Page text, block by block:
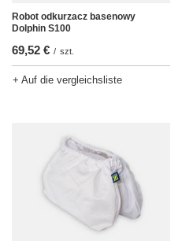
Robot odkurzacz basenowy
Dolphin S100
69,52 € / szt.
+ Auf die vergleichsliste